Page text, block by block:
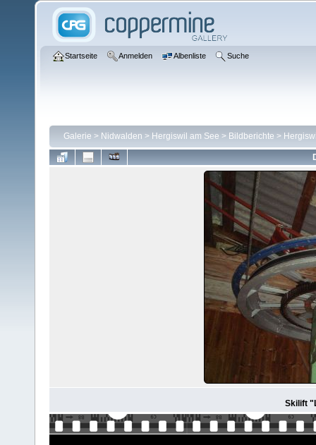
Startseite Anmelden Albenliste Suche
Galerie > Nidwalden > Hergiswil am See > Bildberichte >
Skilift